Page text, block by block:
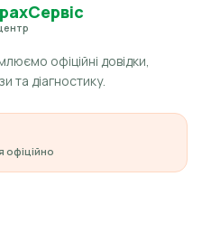
офіційні довідки,
та діагностику.
офіційно